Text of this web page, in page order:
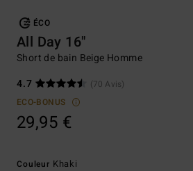
ÉCO
All Day 16"
Short de bain Beige Homme
4.7
(70 Avis)
ECO-BONUS
29,95 €
Couleur Khaki